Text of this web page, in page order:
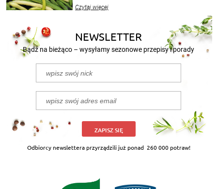
nasze propozycje!
Czytaj więcej
NEWSLETTER
Bądź na bieżąco – wysyłamy sezonowe przepisy i porady
ZAPISZ SIĘ
Odbiorcy newslettera przyrządzili już ponad 260 000 potraw!